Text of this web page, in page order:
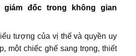
đốc trong không gian
tượng của vị thế và quyền uy
một chiếc ghế sang trọng, thiết